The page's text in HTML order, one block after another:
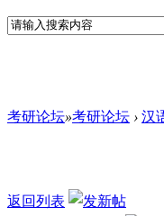
考研论坛»考研论坛 › 汉
返回列表